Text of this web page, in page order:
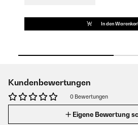
In den
Kundenbewertungen
0 Bewertungen
Eigene Bewertung